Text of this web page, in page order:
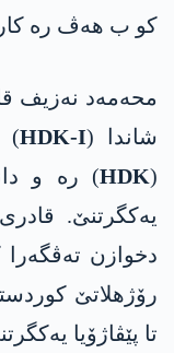
کو ب هەڤ رە
محەمەد نەزیف
شاندا (HDK-I
)
(
HDK) رە و
یەکگرتنێ.
دخوازن
رۆژهلاتێ
تا پێڤاژۆیا